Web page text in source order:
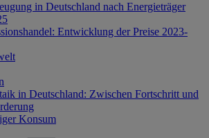
in Deutschland nach Energieträger
Entwicklung der Preise 2023-
in Deutschland: Zwischen Fortschritt und
Konsum